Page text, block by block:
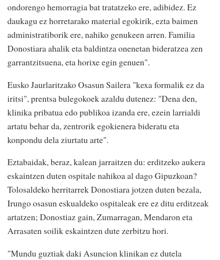
ondorengo hemorragia bat tratatzeko ere, adibidez. Ez
daukagu ez horretarako material egokirik, ezta baimen
administratiborik ere, nahiko genukeen arren. Familia
Donostiara ahalik eta baldintza onenetan bideratzea zen
garrantzitsuena, eta horixe egin genuen".
Eusko Jaurlaritzako Osasun Sailera "kexa formalik ez da
iritsi", prentsa bulegokoek azaldu dutenez: "Dena den,
klinika pribatua edo publikoa izanda ere, ezein larrialdi
artatu behar da, zentrorik egokienera bideratu eta
konpondu dela ziurtatu arte".
Eztabaidak, beraz, kalean jarraitzen du: erditzeko aukera
eskaintzen duten ospitale nahikoa al dago Gipuzkoan?
Tolosaldeko herritarrek Donostiara jotzen duten bezala,
Irungo osasun eskualdeko ospitaleak ere ez ditu erditzeak
artatzen; Donostiaz gain, Zumarragan, Mendaron eta
Arrasaten soilik eskaintzen dute zerbitzu hori.
"Mundu guztiak daki Asuncion klinikan ez dutela